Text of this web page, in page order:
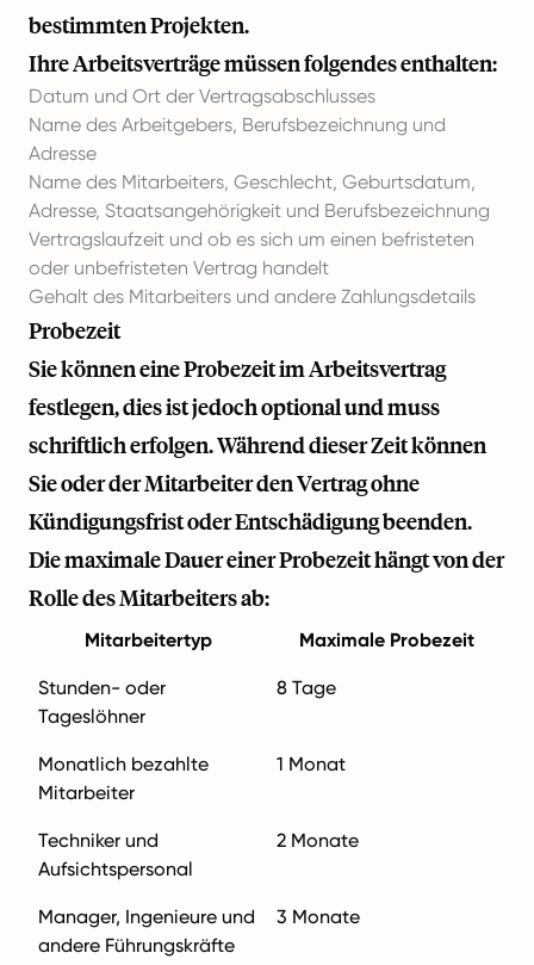
bestimmten Projekten.
Ihre Arbeitsverträge müssen folgendes enthalten:
Datum und Ort der Vertragsabschlusses
Name des Arbeitgebers, Berufsbezeichnung und
Adresse
Name des Mitarbeiters, Geschlecht, Geburtsdatum,
Adresse, Staatsangehörigkeit und Berufsbezeichnung
Vertragslaufzeit und ob es sich um einen befristeten
oder unbefristeten Vertrag handelt
Gehalt des Mitarbeiters und andere Zahlungsdetails
Probezeit
Sie können eine Probezeit im Arbeitsvertrag
festlegen, dies ist jedoch optional und muss
schriftlich erfolgen. Während dieser Zeit können
Sie oder der Mitarbeiter den Vertrag ohne
Kündigungsfrist oder Entschädigung beenden.
Die maximale Dauer einer Probezeit hängt von der
Rolle des Mitarbeiters ab:
Mitarbeitertyp Maximale Probezeit
Stunden- oder
Tageslöhner
8 Tage
Monatlich bezahlte
Mitarbeiter
1 Monat
Techniker und
Aufsichtspersonal
2 Monate
Manager, Ingenieure und
andere Führungskräfte
3 Monate